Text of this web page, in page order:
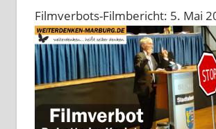
Filmverbots-Filmbericht: 5. Mai